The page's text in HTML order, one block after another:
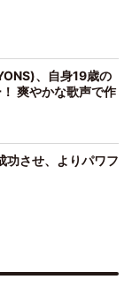
、自身19歳の
爽やかな歌声で作
功させ、よりパワフ